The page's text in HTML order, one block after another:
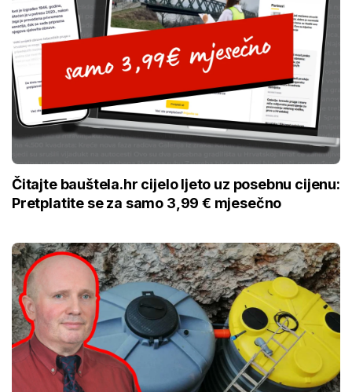
Čitajte bauštela.hr cijelo ljeto uz posebnu cijenu:
Pretplatite se za samo 3,99 € mjesečno